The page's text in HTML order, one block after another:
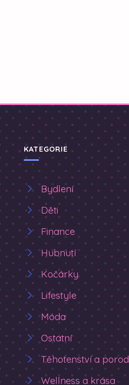
KATEGORIE
Bydlení
Děti
Finance
Hubnutí
Kočárky
Lifestyle
Móda
Ostatní
Těhotenství a porod
Wellness a krása